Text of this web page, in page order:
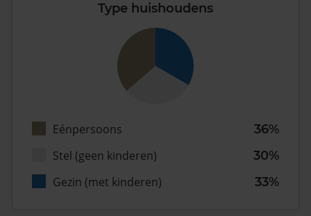
Type huishoudens
Eénpersoons
36%
Stel (geen kinderen)
30%
Gezin (met kinderen)
33%